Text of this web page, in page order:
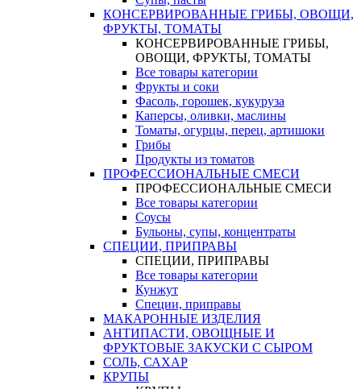
КОНСЕРВИРОВАННЫЕ ГРИБЫ, ОВОЩИ,
ФРУКТЫ, ТОМАТЫ
КОНСЕРВИРОВАННЫЕ ГРИБЫ,
ОВОЩИ, ФРУКТЫ, ТОМАТЫ
Все товары категории
Фрукты и соки
Фасоль, горошек, кукуруза
Каперсы, оливки, маслины
Томаты, огурцы, перец, артишоки
Грибы
Продукты из томатов
ПРОФЕССИОНАЛЬНЫЕ СМЕСИ
ПРОФЕССИОНАЛЬНЫЕ СМЕСИ
Все товары категории
Соусы
Бульоны, супы, концентраты
СПЕЦИИ, ПРИПРАВЫ
СПЕЦИИ, ПРИПРАВЫ
Все товары категории
Кунжут
Специи, приправы
МАКАРОННЫЕ ИЗДЕЛИЯ
АНТИПАСТИ, ОВОЩНЫЕ И
ФРУКТОВЫЕ ЗАКУСКИ С СЫРОМ
СОЛЬ, САХАР
КРУПЫ